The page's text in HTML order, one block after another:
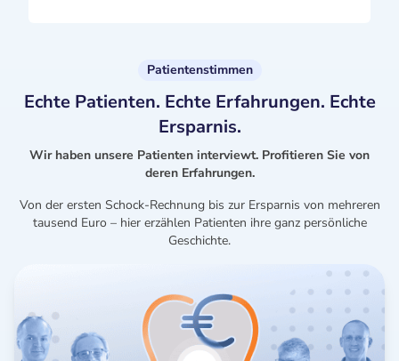
Patientenstimmen
Echte Patienten. Echte Erfahrungen. Echte
Ersparnis.
Wir haben unsere Patienten interviewt. Profitieren Sie von
deren Erfahrungen.
Von der ersten Schock-Rechnung bis zur Ersparnis von mehreren
tausend Euro – hier erzählen Patienten ihre ganz persönliche
Geschichte.